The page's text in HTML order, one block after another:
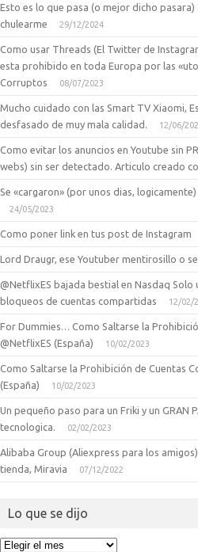
Esto es lo que pasa (o mejor dicho
chulearme
29/12/2024
Como usar Threads (El Twitter de
esta prohibido en toda Europa por las
Corruptos
08/07/2023
Mucho cuidado con las Smart TV Xiaomi,
desfasado de muy mala calidad.
12/06/
Como evitar los anuncios en Youtube sin
webs) sin ser detectado. Articulo creado
Se «cargaron» (por unos dias,
24/05/2023
Como poner link en tus post de Instagram
Lord Draugr, ese Youtuber mentirosillo o
@NetflixES bajada bestial en Nasdaq Solo
bloqueos de cuentas compartidas
12/02/
For Dummies… Como Saltarse la
@NetflixES (España)
10/02/2023
Como Saltarse la Prohibición de Cuentas
(España)
10/02/2023
Un pequeño paso para un Friki y un GRAN
tecnologica.
02/02/2023
Alibaba Group (Aliexpress para los
tienda, Miravia
07/12/2022
Lo que se dijo
Lo